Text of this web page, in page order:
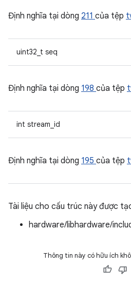
Định nghĩa tại dòng 211 của tệp
uint32_t seq
Định nghĩa tại dòng 198 của tệp
int stream_id
Định nghĩa tại dòng 195 của tệp
Tài liệu cho cấu trúc này được
hardware/libhardware/
Thông tin này có hữu ích